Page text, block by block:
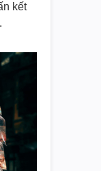
kết